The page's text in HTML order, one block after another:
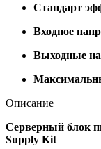
Стандарт
Входное
Выходные
Описание
Серверный блок
Supply Kit